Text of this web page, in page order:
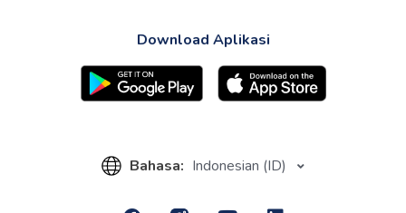
Download Aplikasi
Bahasa: Indonesian (ID)